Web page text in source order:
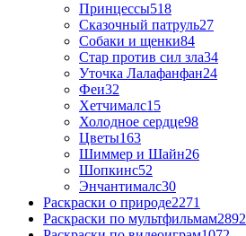
Принцессы518
Сказочный патруль27
Собаки и щенки84
Стар против сил зла34
Уточка Лалафанфан24
Феи32
Хетчималс15
Холодное сердце98
Цветы163
Шиммер и Шайн26
Шопкинс52
Энчантималс30
Раскраски о природе2271
Раскраски по мультфильмам2892